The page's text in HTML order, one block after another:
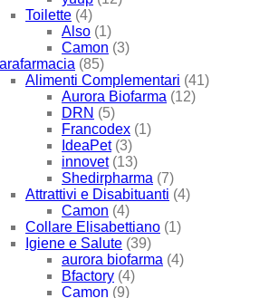
Toilette (4)
Also (1)
Camon (3)
(85)
Alimenti Complementari (41)
Aurora Biofarma (12)
DRN (5)
Francodex (1)
IdeaPet (3)
innovet (13)
Shedirpharma (7)
Attrattivi e Disabituanti (4)
Camon (4)
Collare Elisabettiano (1)
Igiene e Salute (39)
aurora biofarma (4)
Bfactory (4)
Camon (9)